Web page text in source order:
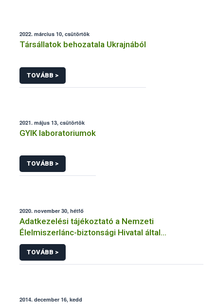
2022. március 10, csütörtök
Társállatok behozatala Ukrajnából
TOVÁBB >
2021. május 13, csütörtök
GYIK laboratoriumok
TOVÁBB >
2020. november 30, hétfő
Adatkezelési tájékoztató a Nemzeti
Élelmiszerlánc-biztonsági Hivatal által
üzemeltetett élelmiszerlánc-felügyeleti
információs rendszerhez (FELIR) kapcsolódó
adatkezeléséhez
TOVÁBB >
2014. december 16, kedd